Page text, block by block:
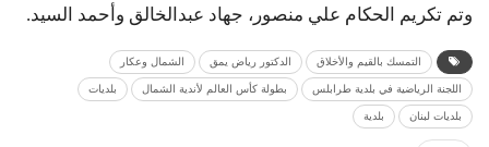
وتم تكريم الحكام علي منصور، جهاد عبدالخالق وأحمد السيد.
التمسك بالقيم والأخلاق الدكتور رياض يمق الشمال وعكار
اللجنة الرياضية في بلدية طرابلس بطولة كأس العالم لأندية الشمال بلديات
بلديات لبنان بلدية